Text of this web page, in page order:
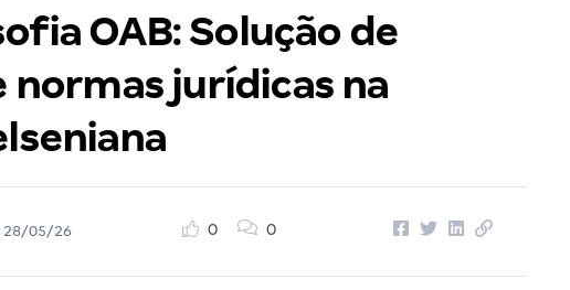
OAB: Solução de
jurídicas na
28/05/26
0 0